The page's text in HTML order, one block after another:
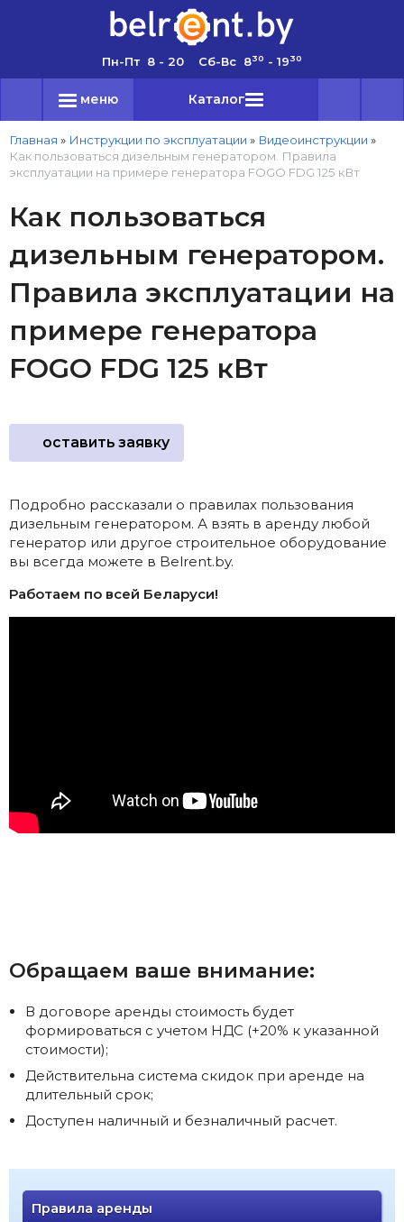
Пн-Пт 8 - 20 Сб-Вс 830 - 1930
меню Каталог
Главная » Инструкции по эксплуатации » Видеоинструкции »
Как пользоваться дизельным генератором. Правила
эксплуатации на примере генератора FOGO FDG 125 кВт
Как пользоваться
дизельным генератором.
Правила эксплуатации на
примере генератора
FOGO FDG 125 кВт
оставить заявку
Подробно рассказали о правилах пользования
дизельным генератором. А взять в аренду любой
генератор или другое строительное оборудование
вы всегда можете в Belrent.by.
Работаем по всей Беларуси!
Обращаем ваше внимание:
В договоре аренды стоимость будет
формироваться с учетом НДС (+20% к указанной
стоимости);
Действительна система скидок при аренде на
длительный срок;
Доступен наличный и безналичный расчет.
Правила аренды